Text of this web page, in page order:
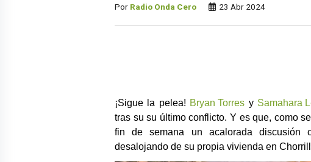
Por Radio Onda Cero 23 Abr 2024
¡Sigue la pelea! Bryan Torres y Samahara
tras su su último conflicto. Y es que, como
fin de semana un acalorada
desalojando de su propia vivienda en